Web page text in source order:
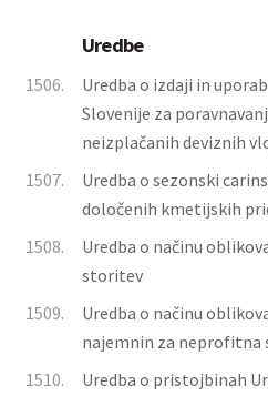
Uredbe
1506.
Uredba o izdaji in
Slovenije za
neizplačanih deviznih
1507.
Uredba o sezonski
določenih kmetijskih
1508.
Uredba o načinu
storitev
1509.
Uredba o načinu
najemnin za neprofitna
1510.
Uredba o pristojbinah